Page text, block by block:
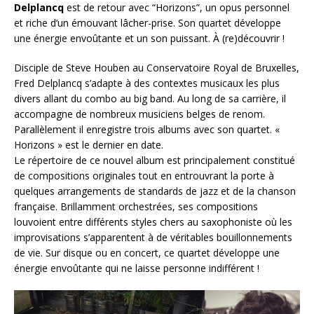
Delplancq est de retour avec “Horizons”, un opus personnel
et riche d’un émouvant lâcher-prise. Son quartet développe
une énergie envoûtante et un son puissant. À (re)découvrir !
Disciple de Steve Houben au Conservatoire Royal de Bruxelles,
Fred Delplancq s’adapte à des contextes musicaux les plus
divers allant du combo au big band. Au long de sa carrière, il
accompagne de nombreux musiciens belges de renom.
Parallèlement il enregistre trois albums avec son quartet. «
Horizons » est le dernier en date.
Le répertoire de ce nouvel album est principalement constitué
de compositions originales tout en entrouvrant la porte à
quelques arrangements de standards de jazz et de la chanson
française. Brillamment orchestrées, ses compositions
louvoient entre différents styles chers au saxophoniste où les
improvisations s’apparentent à de véritables bouillonnements
de vie. Sur disque ou en concert, ce quartet développe une
énergie envoûtante qui ne laisse personne indifférent !